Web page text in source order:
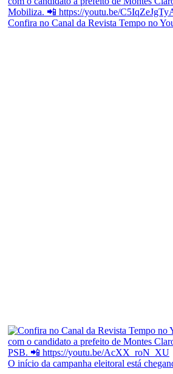
Confira no Canal da Revista Tempo no
O início da campanha eleitoral está